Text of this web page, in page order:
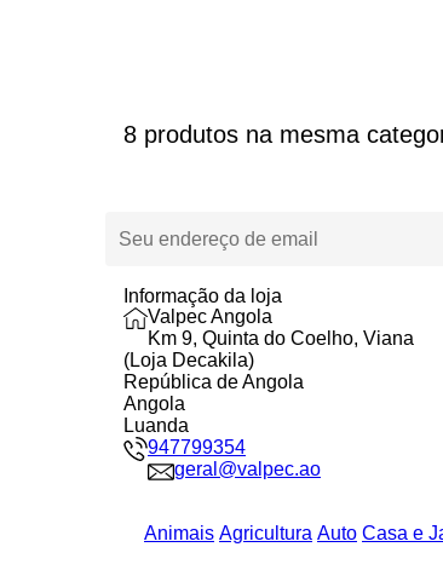
8 produtos na mesma
Informação da loja
Valpec Angola
Km 9, Quinta do Coelho, Viana
(Loja Decakila)
República de Angola
Angola
Luanda
947799354
geral@valpec.ao
Animais Agricultura Auto Casa e